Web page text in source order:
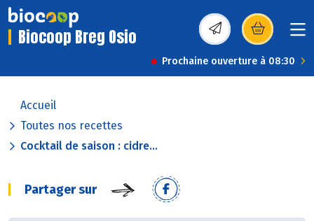
Biocoop Breg Osio (s’ouvre dans une
Prochaine ouverture à 08:30
Accueil
Toutes nos recettes
Cocktail de saison : cidre...
Partager sur